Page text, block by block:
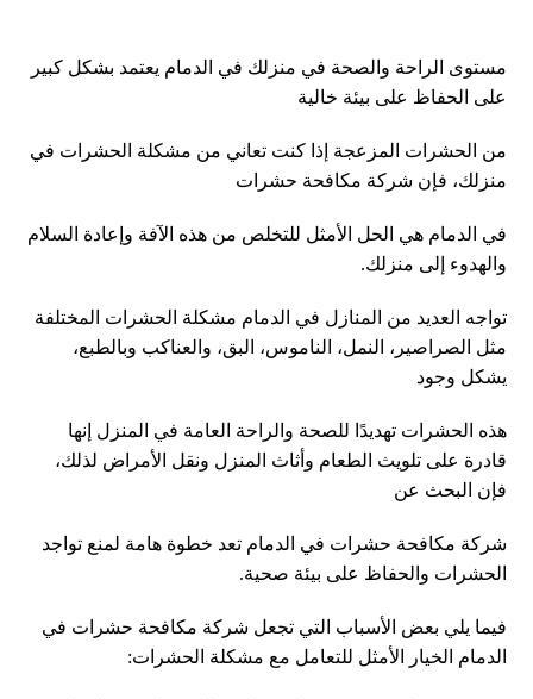
مستوى الراحة والصحة في منزلك في الدمام يعتمد بشكل كبير
على الحفاظ على بيئة خالية
من الحشرات المزعجة إذا كنت تعاني من مشكلة الحشرات في
منزلك، فإن شركة مكافحة حشرات
في الدمام هي الحل الأمثل للتخلص من هذه الآفة وإعادة السلام
والهدوء إلى منزلك.
تواجه العديد من المنازل في الدمام مشكلة الحشرات المختلفة
مثل الصراصير، النمل، الناموس، البق، والعناكب وبالطبع،
يشكل وجود
هذه الحشرات تهديدًا للصحة والراحة العامة في المنزل إنها
قادرة على تلويث الطعام وأثاث المنزل ونقل الأمراض لذلك،
فإن البحث عن
شركة مكافحة حشرات في الدمام تعد خطوة هامة لمنع تواجد
الحشرات والحفاظ على بيئة صحية.
فيما يلي بعض الأسباب التي تجعل شركة مكافحة حشرات في
الدمام الخيار الأمثل للتعامل مع مشكلة الحشرات: